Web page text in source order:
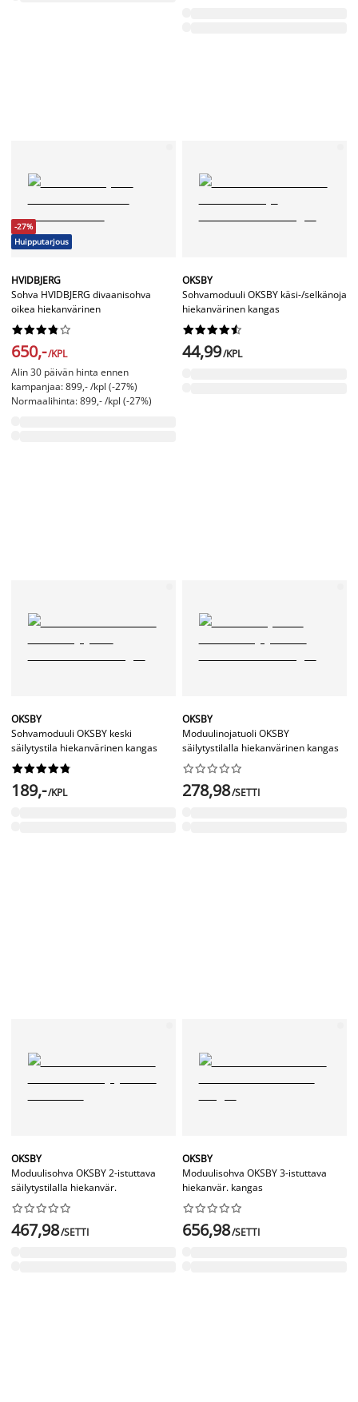
-27%
Huipputarjous
HVIDBJERG
Sohva HVIDBJERG divaanisohva
oikea hiekanvärinen






650,-/KPL
Alin 30 päivän hinta ennen
kampanjaa: 899,- /kpl (-27%)
Normaalihinta: 899,- /kpl (-27%)
OKSBY
Sohvamoduuli OKSBY käsi-/selkänoja
hiekanvärinen kangas






44,99/KPL
OKSBY
Sohvamoduuli OKSBY keski
säilytystila hiekanvärinen kangas






189,-/KPL
OKSBY
Moduulinojatuoli OKSBY
säilytystilalla hiekanvärinen kangas






278,98/SETTI
OKSBY
Moduulisohva OKSBY 2-istuttava
säilytystilalla hiekanvär.






467,98/SETTI
OKSBY
Moduulisohva OKSBY 3-istuttava
hiekanvär. kangas






656,98/SETTI